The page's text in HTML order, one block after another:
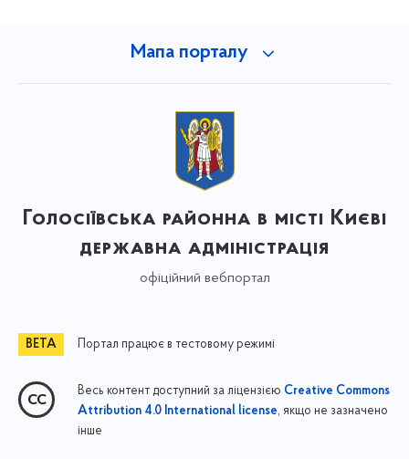
Мапа порталу
Голосіївська районна в місті Києві
державна адміністрація
офіційний вебпортал
Портал працює в тестовому режимі
Весь контент доступний за ліцензією Creative Commons
Attribution 4.0 International license, якщо не зазначено
інше